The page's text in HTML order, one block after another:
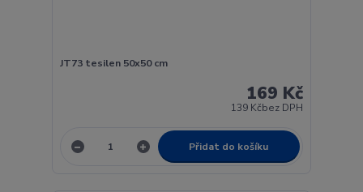
JT73 tesilen 50x50 cm
169 Kč
139 Kčbez DPH
Přidat do košíku